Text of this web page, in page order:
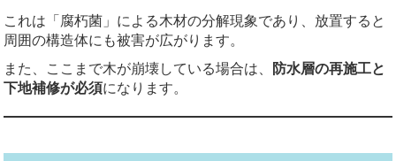
これは「腐朽菌」による木材の分解現象であり、放置すると
周囲の構造体にも被害が広がります。
また、ここまで木が崩壊している場合は、
防水層の再施工と
下地補修が必須になります。